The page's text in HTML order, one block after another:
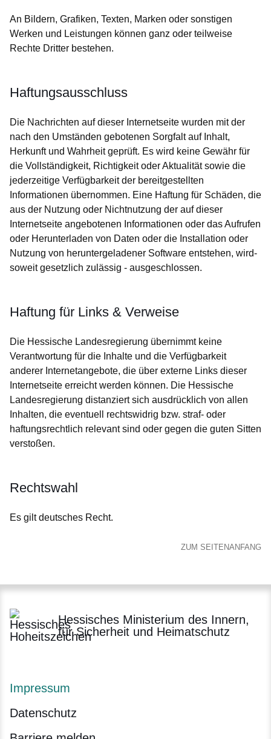
An Bildern, Grafiken, Texten, Marken oder sonstigen
Werken und Leistungen können ganz oder teilweise
Rechte Dritter bestehen.
Haftungsausschluss
Die Nachrichten auf dieser Internetseite wurden mit der
nach den Umständen gebotenen Sorgfalt auf Inhalt,
Herkunft und Wahrheit geprüft. Es wird keine Gewähr für
die Vollständigkeit, Richtigkeit oder Aktualität sowie die
jederzeitige Verfügbarkeit der bereitgestellten
Informationen übernommen. Eine Haftung für Schäden, die
aus der Nutzung oder Nichtnutzung der auf dieser
Internetseite angebotenen Informationen oder das Aufrufen
oder Herunterladen von Daten oder die Installation oder
Nutzung von heruntergeladener Software entstehen, wird-
soweit gesetzlich zulässig - ausgeschlossen.
Haftung für Links & Verweise
Die Hessische Landesregierung übernimmt keine
Verantwortung für die Inhalte und die Verfügbarkeit
anderer Internetangebote, die über externe Links dieser
Internetseite erreicht werden können. Die Hessische
Landesregierung distanziert sich ausdrücklich von allen
Inhalten, die eventuell rechtswidrig bzw. straf- oder
haftungsrechtlich relevant sind oder gegen die guten Sitten
verstoßen.
Rechtswahl
Es gilt deutsches Recht.
ZUM SEITENANFANG
Hessisches Ministerium des Innern,
für Sicherheit und Heimatschutz
Impressum
Datenschutz